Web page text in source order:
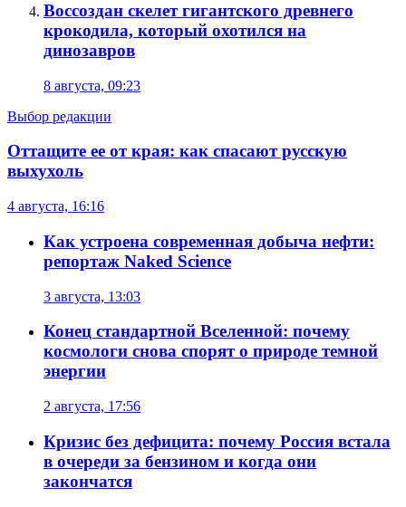
Воссоздан скелет гигантского древнего
крокодила, который охотился на
динозавров
8 августа, 09:23
Выбор редакции
Оттащите ее от края: как спасают русскую
выхухоль
4 августа, 16:16
Как устроена современная добыча нефти:
репортаж Naked Science
3 августа, 13:03
Конец стандартной Вселенной: почему
космологи снова спорят о природе темной
энергии
2 августа, 17:56
Кризис без дефицита: почему Россия встала
в очереди за бензином и когда они
закончатся